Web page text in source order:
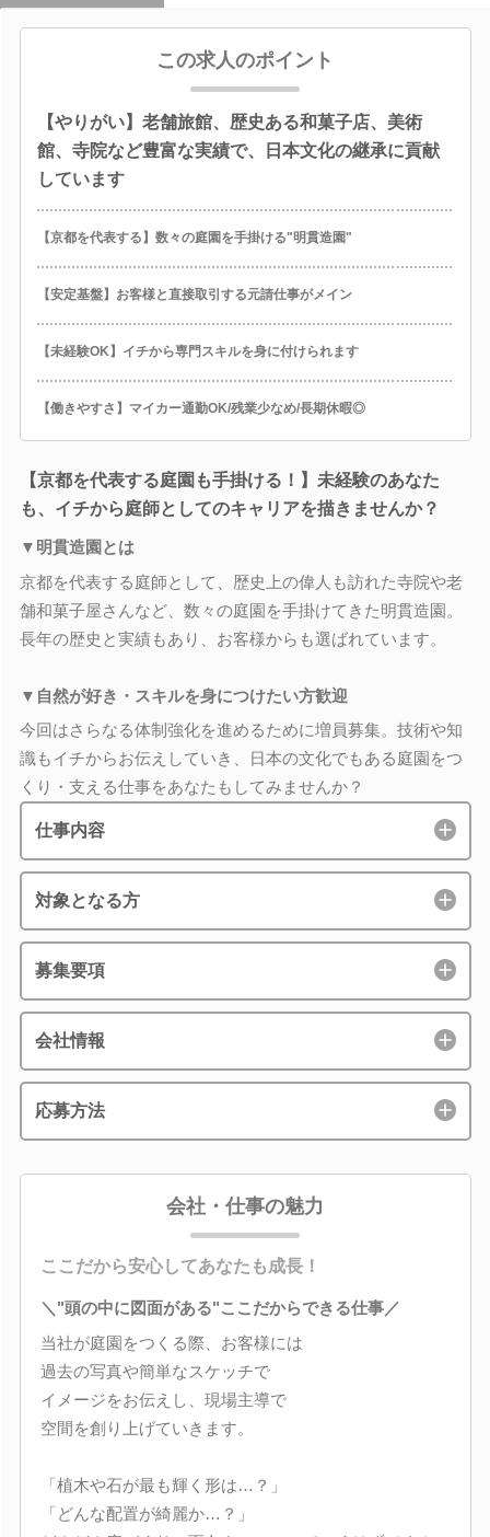
この求人のポイント
【やりがい】老舗旅館、歴史ある和菓子店、美術
館、寺院など豊富な実績で、日本文化の継承に貢献
しています
【京都を代表する】数々の庭園を手掛ける"明貫造園"
【安定基盤】お客様と直接取引する元請仕事がメイン
【未経験OK】イチから専門スキルを身に付けられます
【働きやすさ】マイカー通勤OK/残業少なめ/長期休暇◎
【京都を代表する庭園も手掛ける！】未経験のあなた
も、イチから庭師としてのキャリアを描きませんか？
▼明貫造園とは
京都を代表する庭師として、歴史上の偉人も訪れた寺院や老
舗和菓子屋さんなど、数々の庭園を手掛けてきた明貫造園。
長年の歴史と実績もあり、お客様からも選ばれています。
▼自然が好き・スキルを身につけたい方歓迎
今回はさらなる体制強化を進めるために増員募集。技術や知
識もイチからお伝えしていき、日本の文化でもある庭園をつ
くり・支える仕事をあなたもしてみませんか？
仕事内容
対象となる方
募集要項
会社情報
応募方法
会社・仕事の魅力
ここだから安心してあなたも成長！
＼"頭の中に図面がある"ここだからできる仕事／
当社が庭園をつくる際、お客様には
過去の写真や簡単なスケッチで
イメージをお伝えし、現場主導で
空間を創り上げていきます。
「植木や石が最も輝く形は…？」
「どんな配置が綺麗か…？」